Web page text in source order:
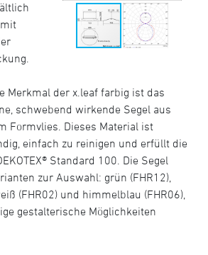
Merkmal der x.leaf farbig ist das
schwebend wirkende Segel aus
Formvlies. Dieses Material ist
einfach zu reinigen und erfüllt die
Standard 100. Die Segel
zur Auswahl: grün (FHR12),
(FHR02) und himmelblau (FHR06),
gestalterische Möglichkeiten